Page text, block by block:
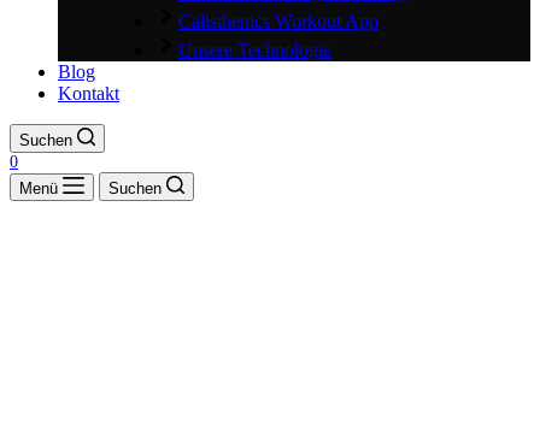
Calisthenics Workout App
Unsere Technologie
Blog
Kontakt
Suchen
0
Menü
Suchen